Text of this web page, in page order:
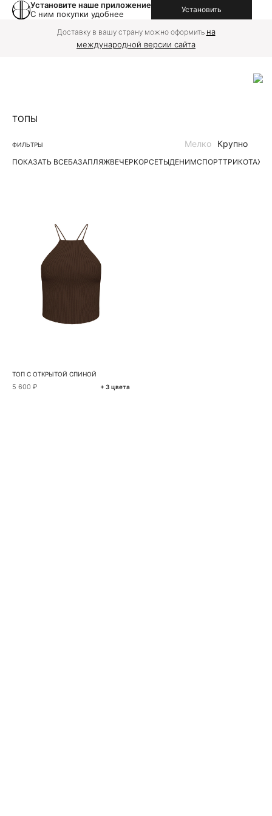
Установите наше приложение
С ним покупки удобнее
Установить
Доставку в вашу страну можно оформить на
международной версии сайта
ТОПЫ
ФИЛЬТРЫ
ПОКАЗАТЬ ВСЕБАЗАПЛЯЖВЕЧЕРКОРСЕТЫДЕНИМСПОРТ
Мелко Крупно
ТОП С ОТКРЫТОЙ СПИНОЙ
5 600 ₽ + 3 цвета